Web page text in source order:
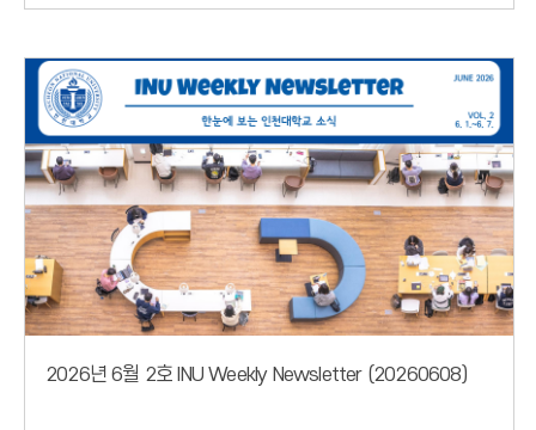
2026년 6월 2호 INU Weekly Newsletter (20260608)